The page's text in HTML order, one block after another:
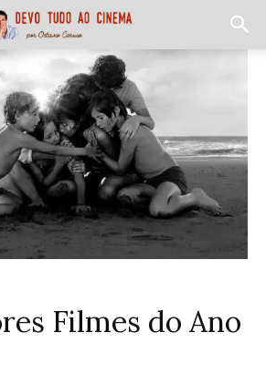
Filmes do Ano